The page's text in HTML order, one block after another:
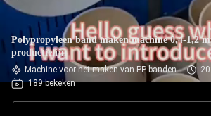
Polypropyleen band maken machine 0,4-1,2
productielijn
Machine voor het maken van PP-banden
189 bekeken